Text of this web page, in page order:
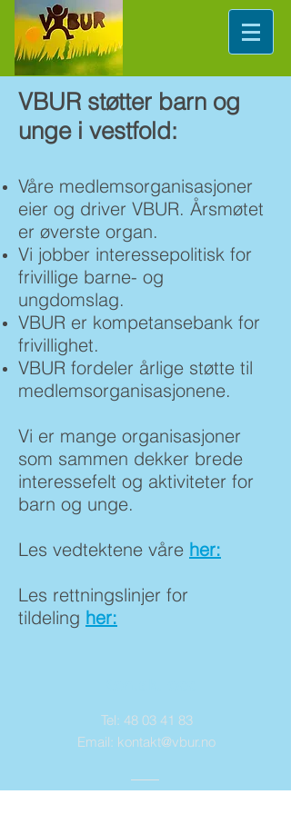
VBUR støtter barn og
unge i vestfold:
Våre medlemsorganisasjoner
eier og driver VBUR. Årsmøtet
er øverste organ.
Vi jobber interessepolitisk for
frivillige barne- og
ungdomslag.
VBUR er kompetansebank for
frivillighet.
VBUR fordeler årlige støtte til
medlemsorganisasjonene.
Vi er mange organisasjoner
som sammen dekker brede
interessefelt og aktiviteter for
barn og unge.
Les vedtektene våre her:
Les rettningslinjer for
tildeling her:
Tel: 48 03 41 83
Email: kontakt@vbur.no